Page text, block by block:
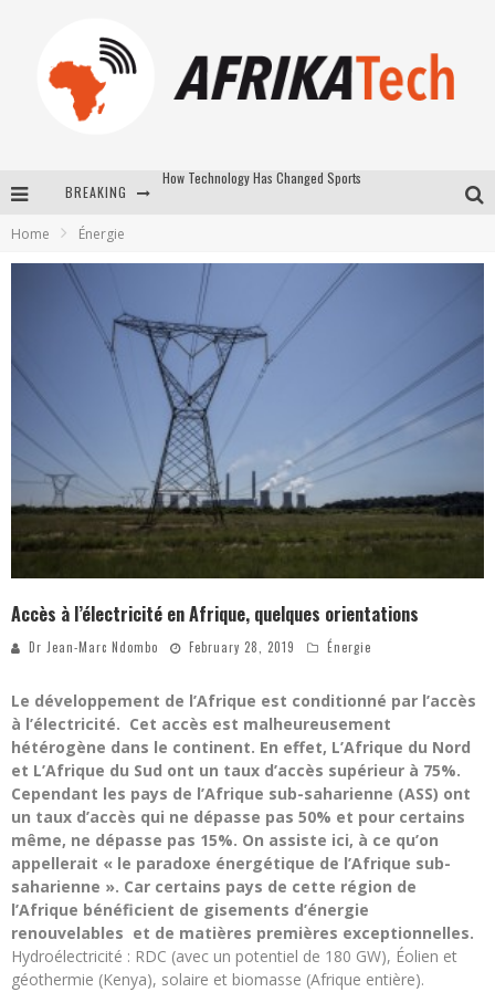
BREAKING
How Technology Has Changed Sports
Home Énergie
Accès à l’électricité en Afrique, quelques orientations
Dr Jean-Marc Ndombo February 28, 2019 Énergie
Le développement de l’Afrique est conditionné par l’accès
à l’électricité. Cet accès est malheureusement
hétérogène dans le continent. En effet, L’Afrique du Nord
et L’Afrique du Sud ont un taux d’accès supérieur à 75%.
Cependant les pays de l’Afrique sub-saharienne (ASS) ont
un taux d’accès qui ne dépasse pas 50% et pour certains
même, ne dépasse pas 15%. On assiste ici, à ce qu’on
appellerait « le paradoxe énergétique de l’Afrique sub-
saharienne ». Car certains pays de cette région de
l’Afrique bénéficient de gisements d’énergie
renouvelables et de matières premières exceptionnelles.
Hydroélectricité : RDC (avec un potentiel de 180 GW), Éolien et
géothermie (Kenya), solaire et biomasse (Afrique entière).